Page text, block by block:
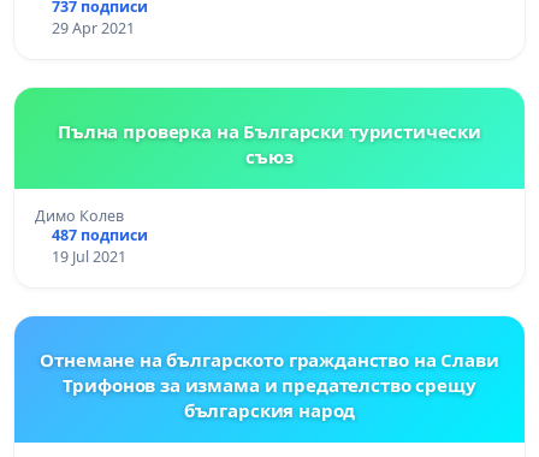
737 подписи
29 Apr 2021
Пълна проверка на Български туристически
съюз
Димо Колев
487 подписи
19 Jul 2021
Отнемане на българското гражданство на Слави
Трифонов за измама и предателство срещу
българския народ